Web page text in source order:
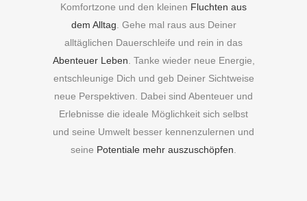
Komfortzone und den kleinen Fluchten aus
dem Alltag . Gehe mal raus aus Deiner
alltäglichen Dauerschleife und rein in das
Abenteuer Leben . Tanke wieder neue Energie,
entschleunige Dich und geb Deiner Sichtweise
neue Perspektiven. Dabei sind Abenteuer und
Erlebnisse die ideale Möglichkeit sich selbst
und seine Umwelt besser kennenzulernen und
seine Potentiale mehr auszuschöpfen